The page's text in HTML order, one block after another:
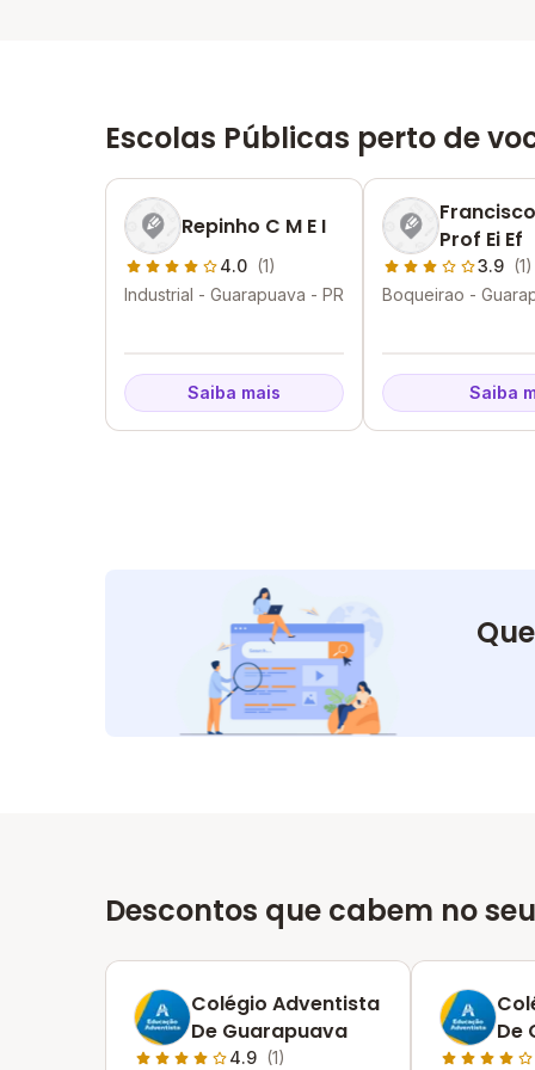
Escolas Públicas perto de
Repinho C M E I
4.0 (1)
Industrial - Guarapuava - PR
Saiba mais
Prof Ei Ef
3.9 (1)
Boqueirao -
Saiba
Descontos que cabem no
Colégio Adventista
De Guarapuava
4.9 (1)
De